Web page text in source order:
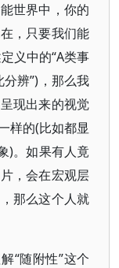
世界中，你的
，只要我们能
义中的“A类事
辨”)，那么我
现出来的视觉
样的(比如都显
)。如果有人竟
，会在宏观层
那么这个人就
“随附性”这个